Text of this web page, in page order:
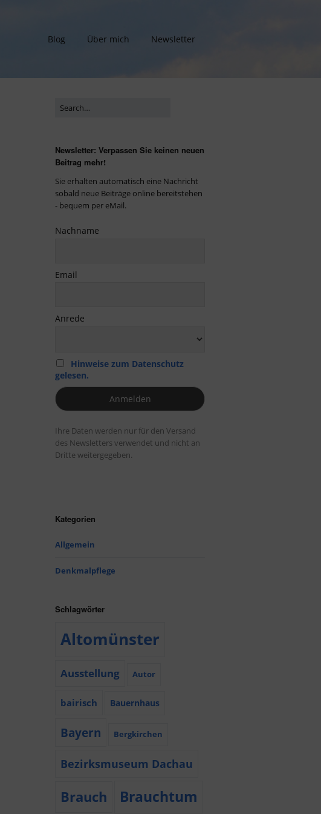
Blog Über mich Newsletter
Newsletter: Verpassen Sie keinen neuen
Beitrag mehr!
Sie erhalten automatisch eine Nachricht
sobald neue Beiträge online bereitstehen
- bequem per eMail.
Nachname
Email
Anrede
Hinweise zum Datenschutz
gelesen.
Ihre Daten werden nur für den Versand
des Newsletters verwendet und nicht an
Dritte weitergegeben.
Kategorien
Allgemein
Denkmalpflege
Schlagwörter
Altomünster
Ausstellung Autor
bairisch Bauernhaus
Bayern Bergkirchen
Bezirksmuseum Dachau
Brauch Brauchtum